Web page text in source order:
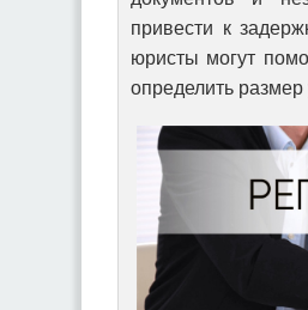
привести к
юристы могут
определить